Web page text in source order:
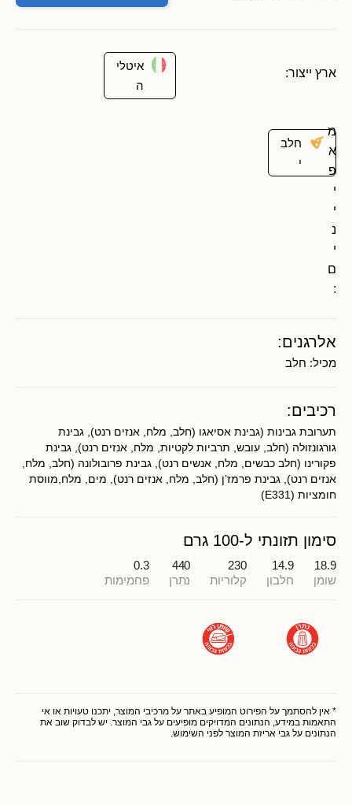
ארץ ייצור:
איטלי
ה
מ
א
פ
י
י
נ
י
ם
:
חלב
י
אלרגנים:
מכיל: חלב
רכיבים:
תערובת גבינות (גבינת אסיאגו (חלב, מלח, אנזים רנט), גבינת
גורגונזולה (חלב, עובש, תרביות לקטיות, מלח, אנזים רנט), גבינת
פקורינו (חלב כבשים, מלח, אנשים רנט), גבינת פרובולונה (חלב, מלח,
אנזים רנט), גבינת פרמז’ן (חלב, מלח, אנזים רנט), מים, מלח,מווסת
חומציות (E331)
סימון תזונתי ל-100 גרם
18.9
שומן
14.9
חלבון
230
קלוריות
440
נתרן
0.3
פחמימות
* אין להסתמך על הפירוט המופיע באתר על מרכיבי המוצר, יתכנו טעויות או אי
התאמות במידע, הנתונים המדויקים מופיעים על גבי המוצר. יש לבדוק שוב את
הנתונים על גבי אריזת המוצר לפני השימוש.